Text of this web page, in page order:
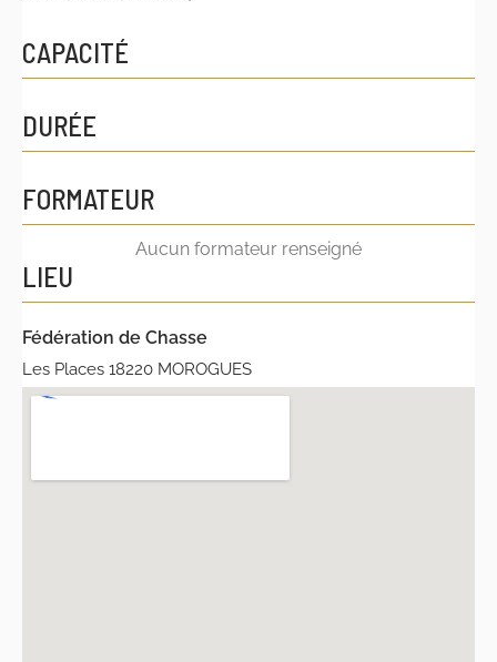
CAPACITÉ
DURÉE
FORMATEUR
Aucun formateur renseigné
LIEU
Fédération de Chasse
Les Places 18220 MOROGUES